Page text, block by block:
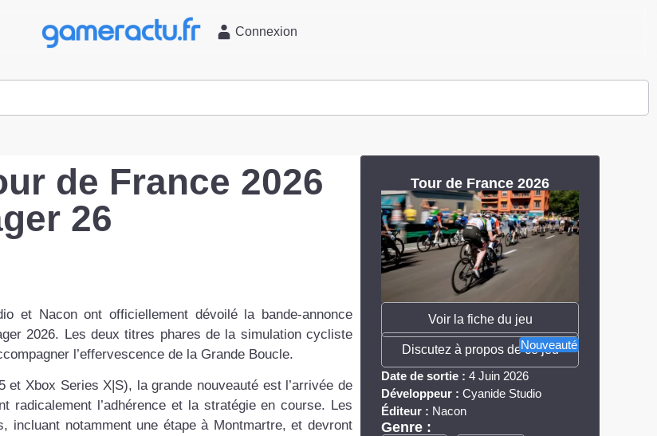
Connexion
de France 2026
26
et Nacon ont officiellement dévoilé la bande-annonce
2026. Les deux titres phares de la simulation cycliste
l’effervescence de la Grande Boucle.
et Xbox Series X|S), la grande nouveauté est l’arrivée de
radicalement l’adhérence et la stratégie en course. Les
incluant notamment une étape à Montmartre, et devront
Tour de France 2026
Voir la fiche du jeu
Nouveauté
Discutez à propos de ce jeu
Date de sortie : 4 Juin 2026
Développeur : Cyanide Studio
Éditeur : Nacon
Genre :